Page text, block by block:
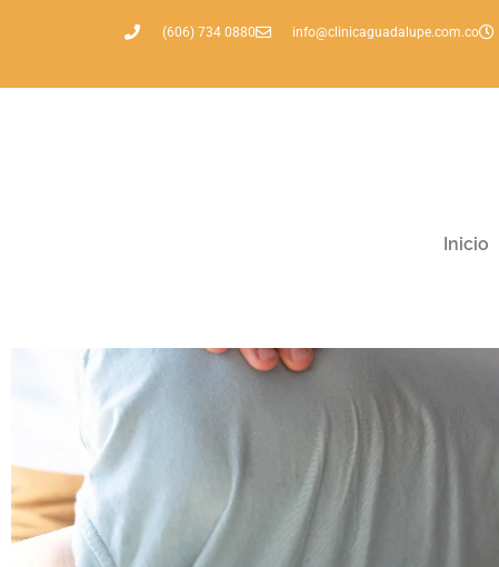
(606) 734 0880 info@clinicaguadalupe.com.co
Inicio